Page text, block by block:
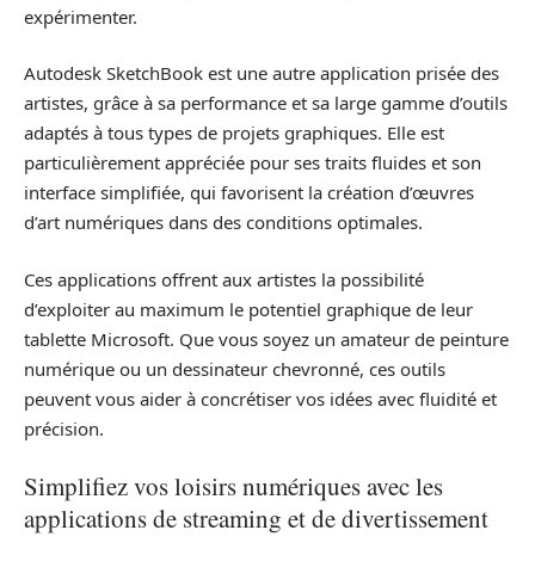
expérimenter.
Autodesk SketchBook est une autre application prisée des
artistes, grâce à sa performance et sa large gamme d’outils
adaptés à tous types de projets graphiques. Elle est
particulièrement appréciée pour ses traits fluides et son
interface simplifiée, qui favorisent la création d’œuvres
d’art numériques dans des conditions optimales.
Ces applications offrent aux artistes la possibilité
d’exploiter au maximum le potentiel graphique de leur
tablette Microsoft. Que vous soyez un amateur de peinture
numérique ou un dessinateur chevronné, ces outils
peuvent vous aider à concrétiser vos idées avec fluidité et
précision.
Simplifiez vos loisirs numériques avec les
applications de streaming et de divertissement